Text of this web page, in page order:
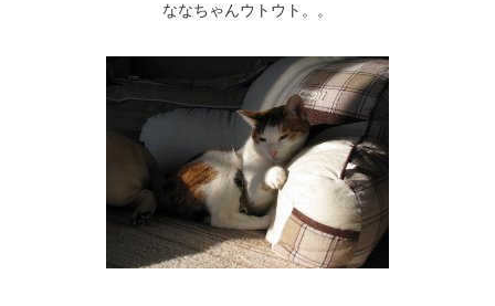
ななちゃんウトウト。。